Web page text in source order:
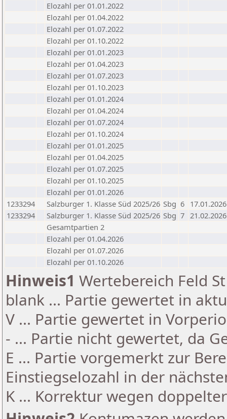
Elozahl per 01.01.2022
Elozahl per 01.04.2022
Elozahl per 01.07.2022
Elozahl per 01.10.2022
Elozahl per 01.01.2023
Elozahl per 01.04.2023
Elozahl per 01.07.2023
Elozahl per 01.10.2023
Elozahl per 01.01.2024
Elozahl per 01.04.2024
Elozahl per 01.07.2024
Elozahl per 01.10.2024
Elozahl per 01.01.2025
Elozahl per 01.04.2025
Elozahl per 01.07.2025
Elozahl per 01.10.2025
Elozahl per 01.01.2026
1233294
Salzburger 1. Klasse Süd 2025/26 Sbg 6 17.01.2026
1233294
Salzburger 1. Klasse Süd 2025/26 Sbg 7 21.02.2026
Gesamtpartien 2
Elozahl per 01.04.2026
Elozahl per 01.07.2026
Elozahl per 01.10.2026
Hinweis1 Wertebereich Feld
blank ... Partie gewertet in
V ... Partie gewertet in
- ... Partie nicht gewertet, da
E ... Partie vorgemerkt zur
Einstiegselozahl in der
K ... Korrektur wegen